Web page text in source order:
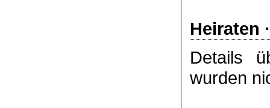
Heiraten
Details
wurden